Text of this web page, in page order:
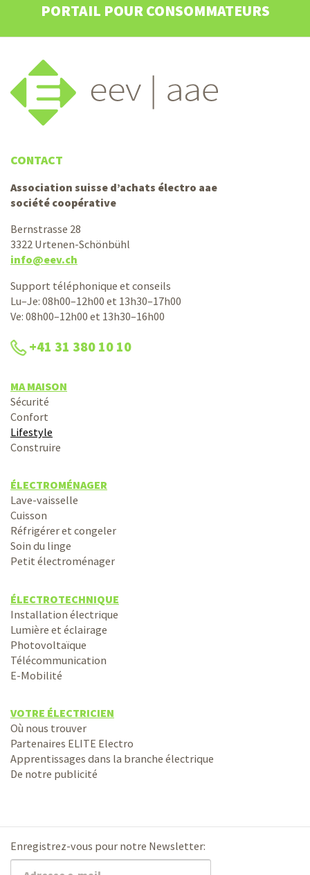
PORTAIL POUR CONSOMMATEURS
CONTACT
Association suisse d’achats électro aae
société coopérative
Bernstrasse 28
3322 Urtenen-Schönbühl
info@eev.ch
Support téléphonique et conseils
Lu–Je: 08h00–12h00 et 13h30–17h00
Ve: 08h00–12h00 et 13h30–16h00
+41 31 380 10 10
MA MAISON
Sécurité
Confort
Lifestyle
Construire
ÉLECTROMÉNAGER
Lave-vaisselle
Cuisson
Réfrigérer et congeler
Soin du linge
Petit électroménager
ÉLECTROTECHNIQUE
Installation électrique
Lumière et éclairage
Photovoltaïque
Télécommunication
E-Mobilité
VOTRE ÉLECTRICIEN
Où nous trouver
Partenaires ELITE Electro
Apprentissages dans la branche électrique
De notre publicité
Enregistrez-vous pour notre Newsletter: